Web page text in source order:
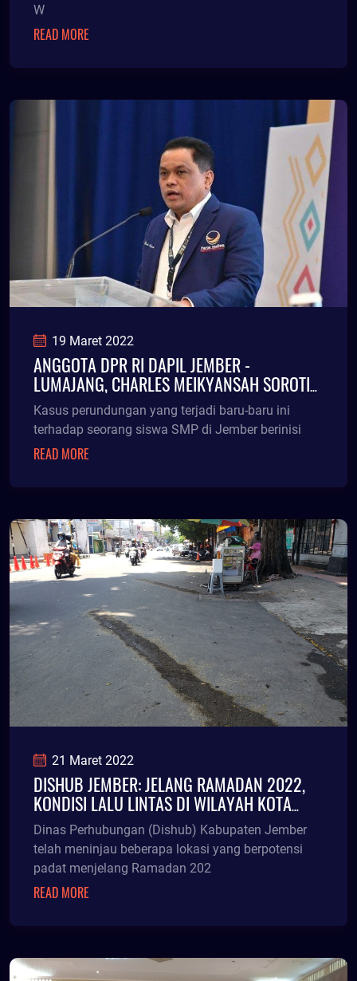
W
READ MORE
19 Maret 2022
ANGGOTA DPR RI DAPIL JEMBER -
LUMAJANG, CHARLES MEIKYANSAH SOROTI
KASUS PERUNDUNGAN SISWA SMP DI
JEMBER
Kasus perundungan yang terjadi baru-baru ini
terhadap seorang siswa SMP di Jember berinisi
READ MORE
21 Maret 2022
DISHUB JEMBER: JELANG RAMADAN 2022,
KONDISI LALU LINTAS DI WILAYAH KOTA
SUDAH IDEAL
Dinas Perhubungan (Dishub) Kabupaten Jember
telah meninjau beberapa lokasi yang berpotensi
padat menjelang Ramadan 202
READ MORE